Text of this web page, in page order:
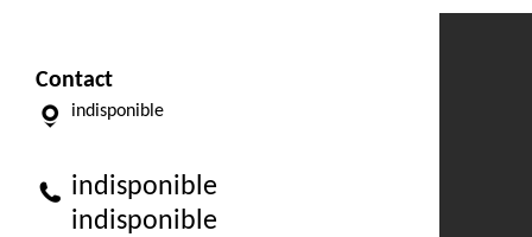
Contact
indisponible
indisponible
indisponible